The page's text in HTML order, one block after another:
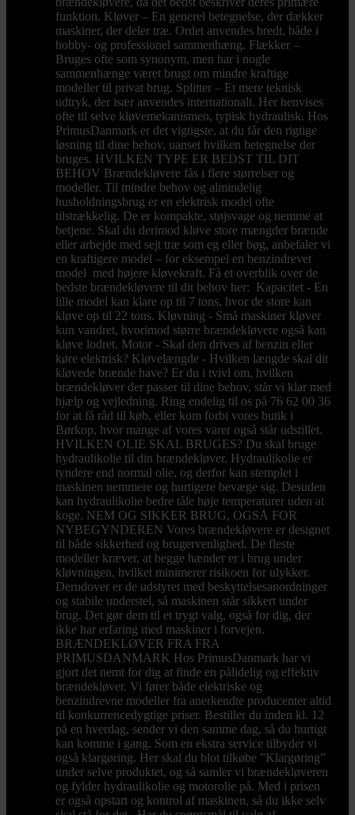
funktion. Kløver – En generel betegnelse, der dækker
maskiner, der deler træ. Ordet anvendes bredt, både i
hobby- og professionel sammenhæng. Flækker –
Bruges ofte som synonym, men har i nogle
sammenhænge været brugt om mindre kraftige
modeller til privat brug. Splitter – Et mere teknisk
udtryk, der især anvendes internationalt. Her henvises
ofte til selve kløvemekanismen, typisk hydraulisk. Hos
PrimusDanmark er det vigtigste, at du får den rigtige
løsning til dine behov, uanset hvilken betegnelse der
bruges. HVILKEN TYPE ER BEDST TIL DIT
BEHOV Brændekløvere fås i flere størrelser og
modeller. Til mindre behov og almindelig
husholdningsbrug er en elektrisk model ofte
tilstrækkelig. De er kompakte, støjsvage og nemme at
betjene. Skal du derimod kløve store mængder brænde
eller arbejde med sejt træ som eg eller bøg, anbefaler vi
en kraftigere model – for eksempel en benzindrevet
model med højere kløvekraft. Få et overblik over de
bedste brændekløvere til dit behov her: Kapacitet - En
lille model kan klare op til 7 tons, hvor de store kan
kløve op til 22 tons. Kløvning - Små maskiner kløver
kun vandret, hvorimod større brændekløvere også kan
kløve lodret. Motor - Skal den drives af benzin eller
køre elektrisk? Kløvelængde - Hvilken længde skal dit
kløvede brænde have? Er du i tvivl om, hvilken
brændekløver der passer til dine behov, står vi klar med
hjælp og vejledning. Ring endelig til os på 76 62 00 36
for at få råd til køb, eller kom forbi vores butik i
Børkop, hvor mange af vores varer også står udstillet.
HVILKEN OLIE SKAL BRUGES? Du skal bruge
hydraulikolie til din brændekløver. Hydraulikolie er
tyndere end normal olie, og derfor kan stemplet i
maskinen nemmere og hurtigere bevæge sig. Desuden
kan hydraulikolie bedre tåle høje temperaturer uden at
koge. NEM OG SIKKER BRUG, OGSÅ FOR
NYBEGYNDEREN Vores brændekløvere er designet
til både sikkerhed og brugervenlighed. De fleste
modeller kræver, at begge hænder er i brug under
kløvningen, hvilket minimerer risikoen for ulykker.
Derudover er de udstyret med beskyttelsesanordninger
og stabile understel, så maskinen står sikkert under
brug. Det gør dem til et trygt valg, også for dig, der
ikke har erfaring med maskiner i forvejen.
BRÆNDEKLØVER FRA FRA
PRIMUSDANMARK Hos PrimusDanmark har vi
gjort det nemt for dig at finde en pålidelig og effektiv
brændekløver. Vi fører både elektriske og
benzindrevne modeller fra anerkendte producenter altid
til konkurrencedygtige priser. Bestiller du inden kl. 12
på en hverdag, sender vi den samme dag, så du hurtigt
kan komme i gang. Som en ekstra service tilbyder vi
også klargøring. Her skal du blot tilkøbe ”Klargøring”
under selve produktet, og så samler vi brændekløveren
og fylder hydraulikolie og motorolie på. Med i prisen
er også opstart og kontrol af maskinen, så du ikke selv